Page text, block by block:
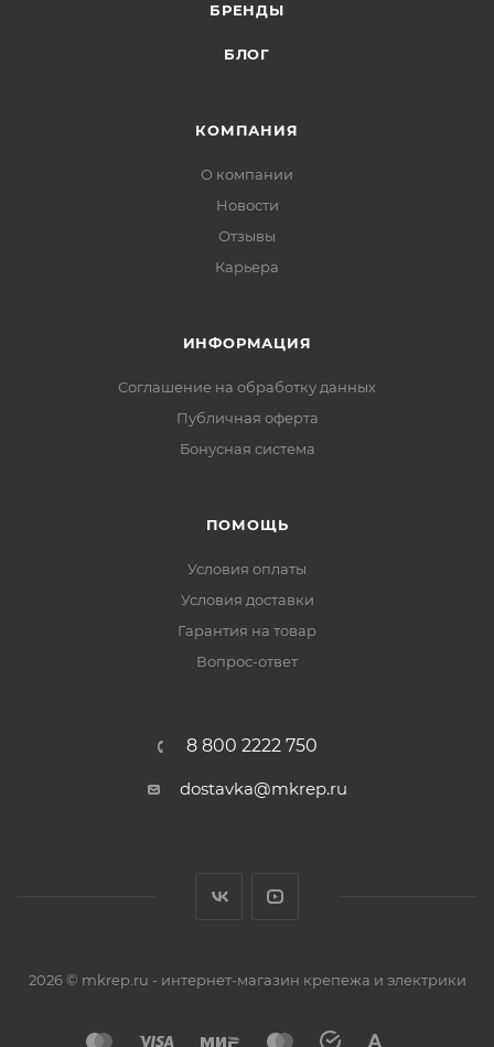
БРЕНДЫ
БЛОГ
КОМПАНИЯ
О компании
Новости
Отзывы
Карьера
ИНФОРМАЦИЯ
Соглашение на обработку данных
Публичная оферта
Бонусная система
ПОМОЩЬ
Условия оплаты
Условия доставки
Гарантия на товар
Вопрос-ответ
8 800 2222 750
dostavka@mkrep.ru
2026 © mkrep.ru - интернет-магазин крепежа и электрики